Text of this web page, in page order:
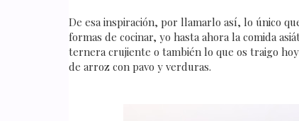
De esa inspiración, por llamarlo así, lo único
formas de cocinar, yo hasta ahora la comida
ternera crujiente o también lo que os traigo
de arroz con pavo y verduras.